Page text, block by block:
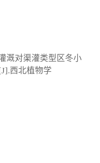
溉对渠灌类型区冬小
西北植物学